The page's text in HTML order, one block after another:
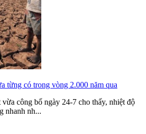
từng có trong vòng 2.000 năm qua
công bố ngày 24-7 cho thấy, nhiệt độ
nhanh nh...